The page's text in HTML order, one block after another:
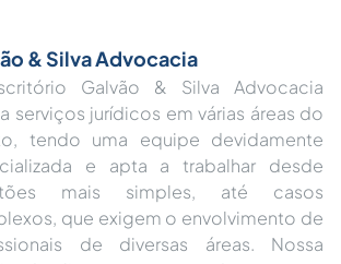
& Silva Advocacia
Galvão & Silva Advocacia
serviços jurídicos em várias áreas do
tendo uma equipe devidamente
e apta a trabalhar desde
mais simples, até casos
que exigem o envolvimento de
de diversas áreas. Nossa